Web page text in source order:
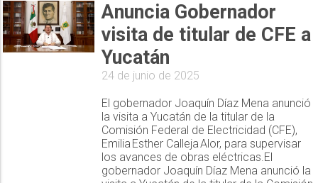
Anuncia Gobernador
visita de titular de CFE a
Yucatán
24 de junio de 2025
El gobernador Joaquín Díaz Mena anunció
la visita a Yucatán de la titular de la
Comisión Federal de Electricidad (CFE),
Emilia Esther Calleja Alor, para supervisar
los avances de obras eléctricas.El
gobernador Joaquín Díaz Mena anunció la